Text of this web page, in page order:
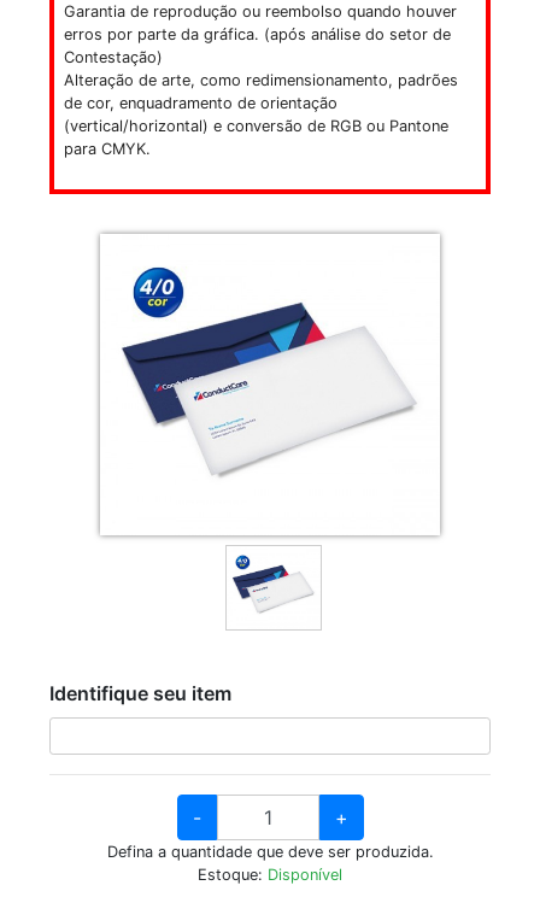
Garantia de reprodução ou reembolso quando houver
erros por parte da gráfica. (após análise do setor de
Contestação)
Alteração de arte, como redimensionamento, padrões
de cor, enquadramento de orientação
(vertical/horizontal) e conversão de RGB ou Pantone
para CMYK.
Identifique seu item
- +
Defina a quantidade que deve ser produzida.
Estoque: Disponível